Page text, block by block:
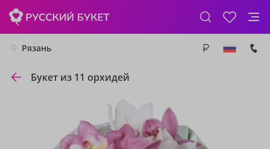
Рязань
Букет из 11 орхидей